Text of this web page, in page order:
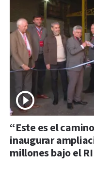
“Este es el
inaugurar
millones bajo el